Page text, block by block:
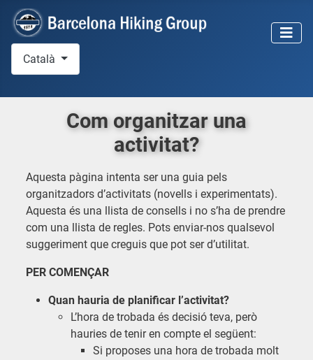
Seleccioni el seu idioma
Català
Com organitzar una
activitat?
Aquesta pàgina intenta ser una guia pels
organitzadors d’activitats (novells i experimentats).
Aquesta és una llista de consells i no s’ha de prendre
com una llista de regles. Pots enviar-nos qualsevol
suggeriment que creguis que pot ser d’utilitat.
PER COMENÇAR
Quan hauria de planificar l’activitat?
L’hora de trobada és decisió teva, però
hauries de tenir en compte el següent:
Si proposes una hora de trobada molt